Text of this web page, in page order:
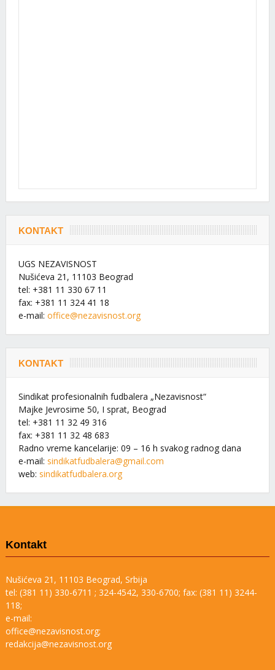
KONTAKT
UGS NEZAVISNOST
Nušićeva 21, 11103 Beograd
tel: +381 11 330 67 11
fax: +381 11 324 41 18
e-mail: office@nezavisnost.org
KONTAKT
Sindikat profesionalnih fudbalera „Nezavisnost“
Majke Jevrosime 50, I sprat, Beograd
tel: +381 11 32 49 316
fax: +381 11 32 48 683
Radno vreme kancelarije: 09 – 16 h svakog radnog dana
e-mail: sindikatfudbalera@gmail.com
web: sindikatfudbalera.org
Kontakt
Nušićeva 21, 11103 Beograd, Srbija
tel: (381 11) 330-6711 ; 324-4542, 330-6700; fax: (381 11) 3244-
118;
e-mail:
office@nezavisnost.org;
redakcija@nezavisnost.org